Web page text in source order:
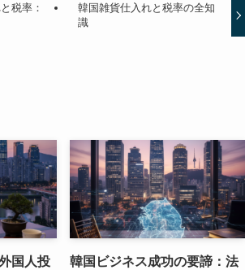
税率：
韓国雑貨仕入れと税率の全知
識
国人投
韓国ビジネス成功の要諦：法